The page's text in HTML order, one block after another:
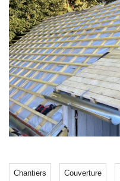
Chantiers Couverture